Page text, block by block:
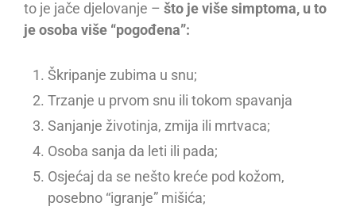
to je jače djelovanje – što je više simptoma, u to
je osoba više “pogođena”:
Škripanje zubima u snu;
Trzanje u prvom snu ili tokom spavanja
Sanjanje životinja, zmija ili mrtvaca;
Osoba sanja da leti ili pada;
Osjećaj da se nešto kreće pod kožom,
posebno “igranje” mišića;